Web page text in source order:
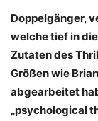
Doppelgänger,
welche tief in
Zutaten des
Größen wie
abgearbeitet
„psychological